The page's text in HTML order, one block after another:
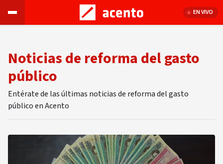
EN VIVO
Noticias de reforma del gasto
público
Entérate de las últimas noticias de reforma del gasto
público en Acento